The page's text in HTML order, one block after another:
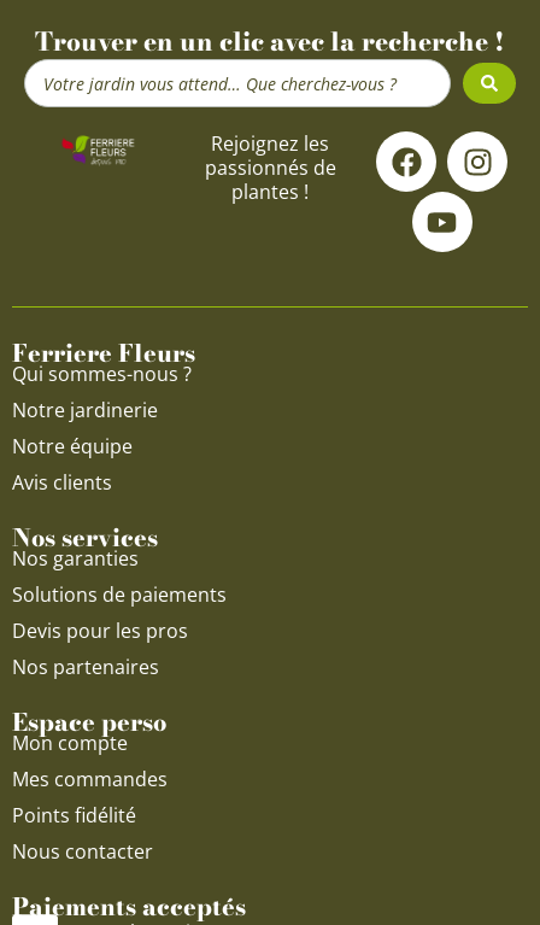
Trouver en un clic avec la recherche !
Search
...
Rejoignez les
passionnés de
plantes !
F
a
c
e
o
I
n
s
g
Y
o
u
t
u
b
Ferriere Fleurs
Qui sommes-nous ?
Notre jardinerie
Notre équipe
Avis clients
Nos services
Nos garanties
Solutions de paiements
Devis pour les pros
Nos partenaires
Espace perso
Mon compte
Mes commandes
Points fidélité
Nous contacter
Paiements acceptés